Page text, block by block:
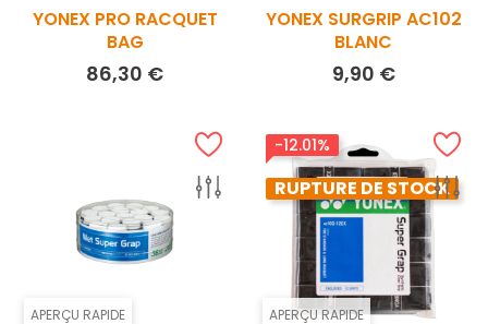
YONEX PRO RACQUET
BAG
86,30 €Prix
YONEX SURGRIP AC102
BLANC
9,90 €Prix
APERÇU RAPIDE APERÇU RAPIDE
-12.01%
RUPTURE DE STOCK